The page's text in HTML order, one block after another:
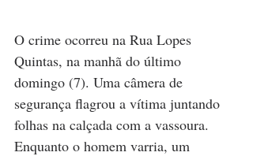
O crime ocorreu na Rua Lopes
Quintas, na manhã do último
domingo (7). Uma câmera de
segurança flagrou a vítima juntando
folhas na calçada com a vassoura.
Enquanto o homem varria, um